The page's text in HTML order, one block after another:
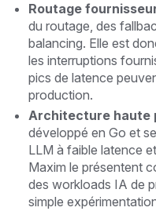
Routage
du routage, des
balancing. Elle est
les interruptions
pics de latence
production.
Architecture haute
développé en Go et
LLM à faible latence
Maxim le présentent
des workloads IA de
simple